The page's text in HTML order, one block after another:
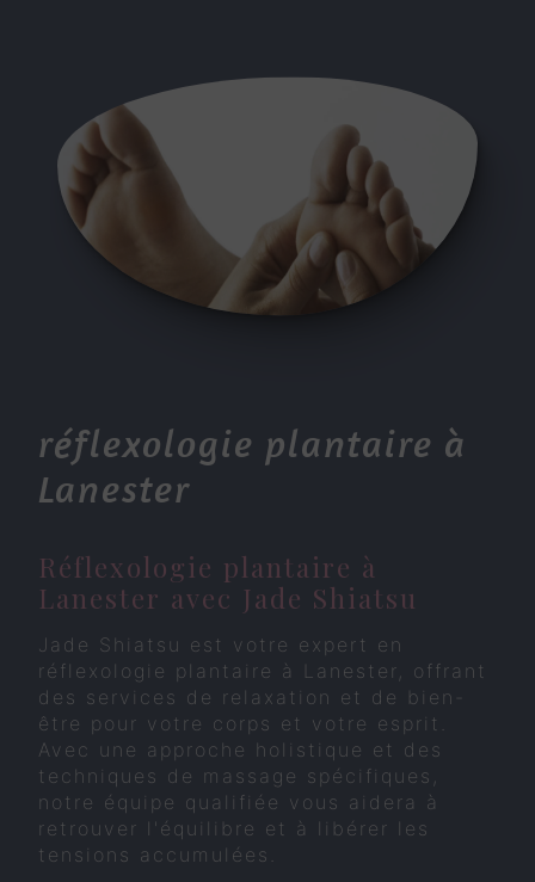
réflexologie plantaire à
Lanester
Réflexologie plantaire à
Lanester avec Jade Shiatsu
Jade Shiatsu est votre expert en
réflexologie plantaire à Lanester, offrant
des services de relaxation et de bien-
être pour votre corps et votre esprit.
Avec une approche holistique et des
techniques de massage spécifiques,
notre équipe qualifiée vous aidera à
retrouver l'équilibre et à libérer les
tensions accumulées.